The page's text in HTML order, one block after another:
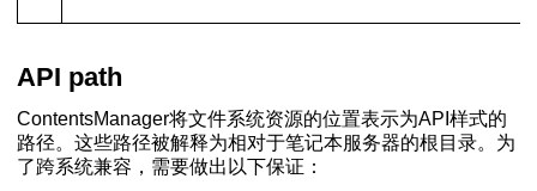
API path
ContentsManager将文件系统资源的位置表示为API样式的
路径。这些路径被解释为相对于笔记本服务器的根目录。为
了跨系统兼容，需要做出以下保证：